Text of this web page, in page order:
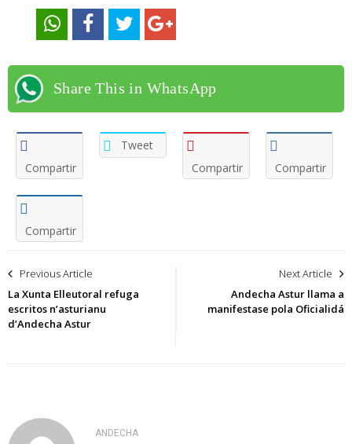
Share This in WhatsApp
Compartir
Tweet
Compartir
Compartir
Compartir
Navegación
de
entradas
Previous Article
La Xunta Elleutoral refuga
escritos n’asturianu
d’Andecha Astur
Next Article
Andecha Astur llama a
manifestase pola Oficialidá
ANDECHA